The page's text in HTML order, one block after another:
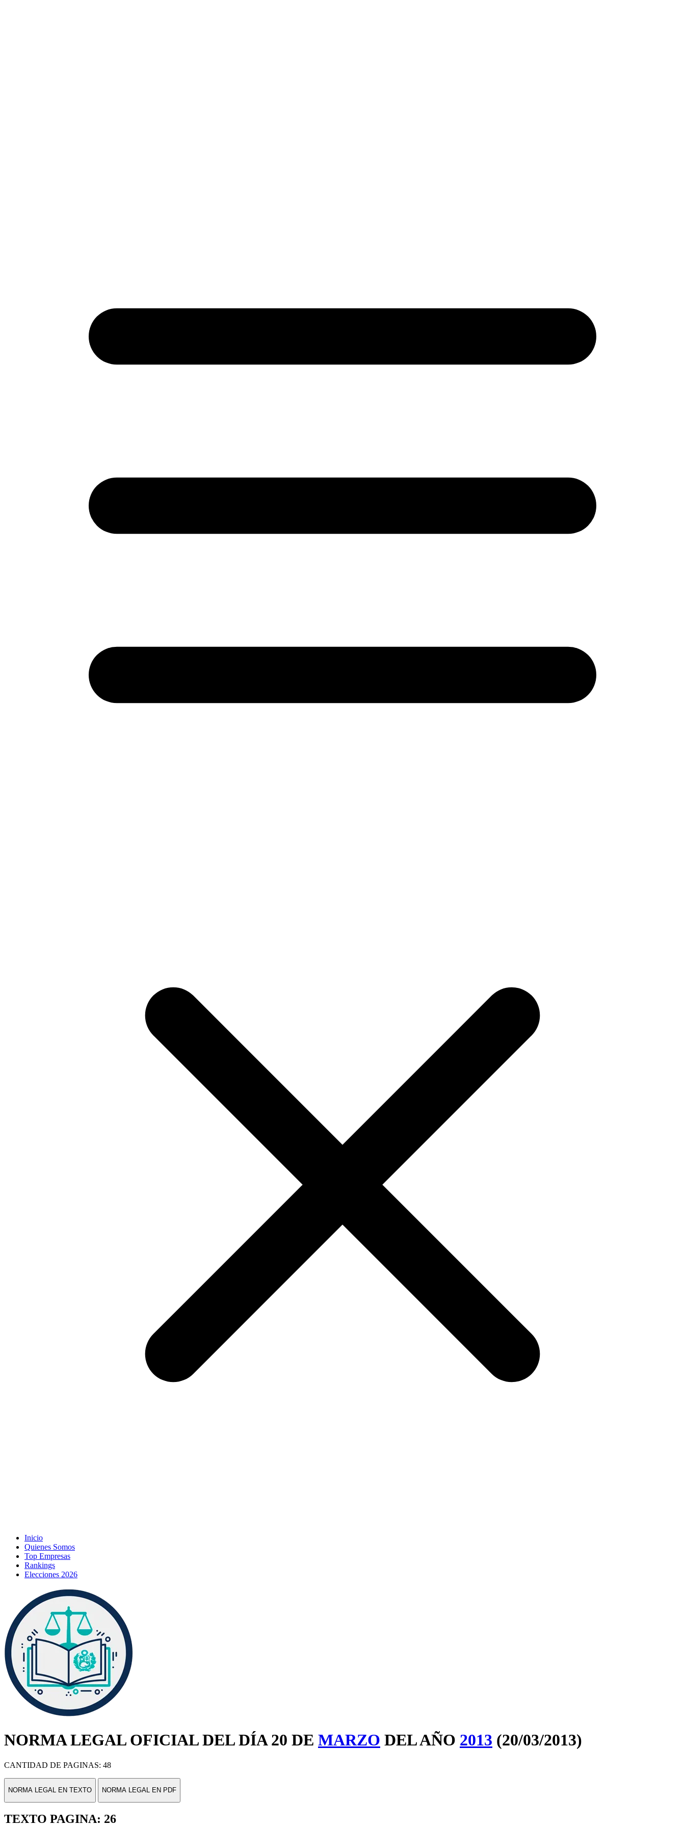
Inicio
Quienes Somos
Top Empresas
Rankings
Elecciones 2026
NORMA LEGAL OFICIAL DEL DÍA 20 DE MARZO DEL AÑO 2013 (20/03/2013)
CANTIDAD DE PAGINAS: 48
NORMA LEGAL EN TEXTO NORMA LEGAL EN PDF
TEXTO PAGINA: 26